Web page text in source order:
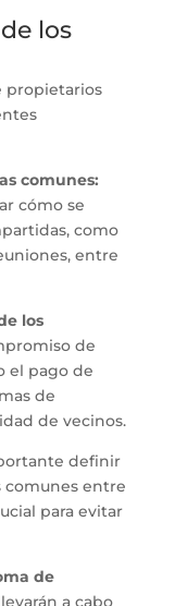
los
propietarios
comunes:
cómo se
como
entre
los
de
el pago de
de
de vecinos.
definir
comunes entre
para evitar
de
a cabo